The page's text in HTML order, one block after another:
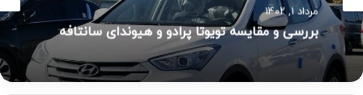
مرداد ۱, ۱۴۰۲
بررسی و مقایسه تویوتا پرادو و هیوندای سانتافه